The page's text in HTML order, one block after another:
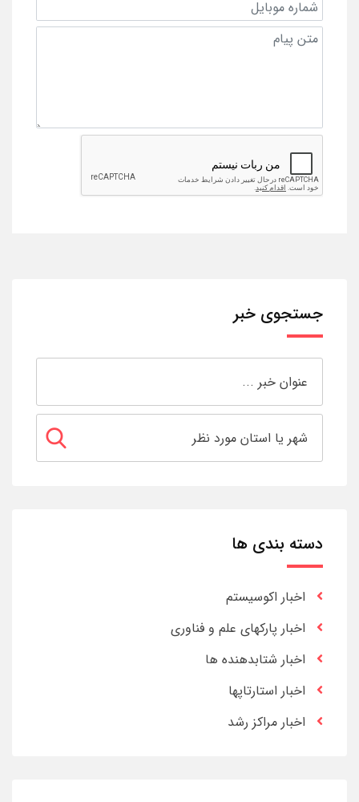
جستجوی خبر
دسته بندی ها
اخبار اکوسیستم
اخبار پارکهای علم و فناوری
اخبار شتابدهنده ها
اخبار استارتاپها
اخبار مراکز رشد